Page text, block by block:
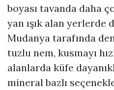
boyası tavanda daha
yan ışık alan yerlerde
Mudanya tarafında
tuzlu nem, kusmayı
alanlarda küfe
mineral bazlı